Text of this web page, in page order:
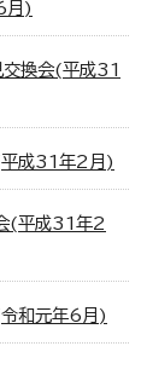
月)
交換会(平成31
平成31年2月)
(平成31年2
和元年6月)